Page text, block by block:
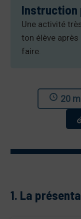
Instruction
Une activité
ton élève
faire.
20
1. La